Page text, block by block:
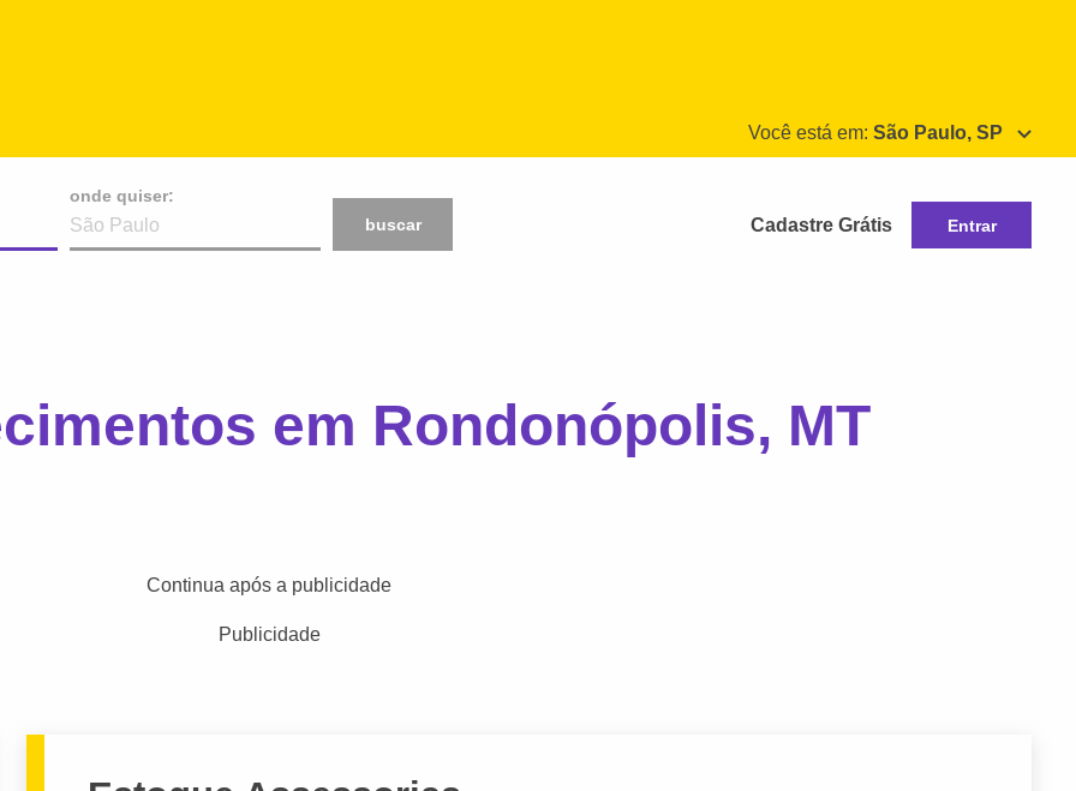
Você está em: São Paulo, SP
onde quiser:
buscar
Cadastre Grátis Entrar
em Rondonópolis, MT
Continua após a publicidade
Publicidade